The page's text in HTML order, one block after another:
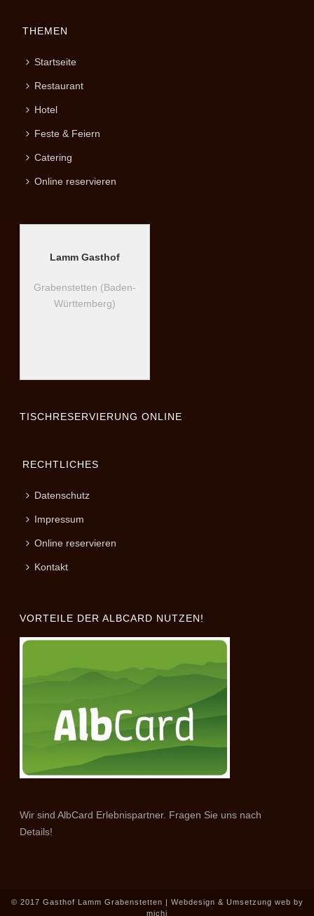
THEMEN
Startseite
Restaurant
Hotel
Feste & Feiern
Catering
Online reservieren
Lamm Gasthof
Grabenstetten (Baden-
Württemberg)
TISCHRESERVIERUNG ONLINE
RECHTLICHES
Datenschutz
Impressum
Online reservieren
Kontakt
VORTEILE DER ALBCARD NUTZEN!
Wir sind AlbCard Erlebnispartner. Fragen Sie uns nach
Details!
© 2017 Gasthof Lamm Grabenstetten | Webdesign & Umsetzung web by
michi